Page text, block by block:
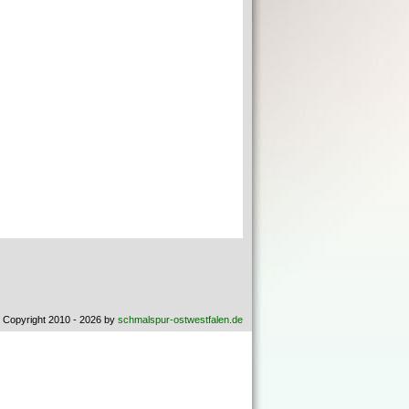
2010 - 2026 by schmalspur-ostwestfalen.de